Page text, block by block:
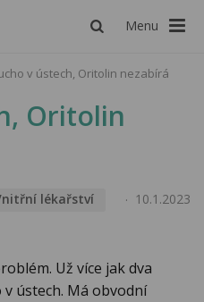
Menu
v ústech, Oritolin nezabírá
Oritolin
lékařství 10.1.2023
Už více jak dva
ústech. Má obvodní